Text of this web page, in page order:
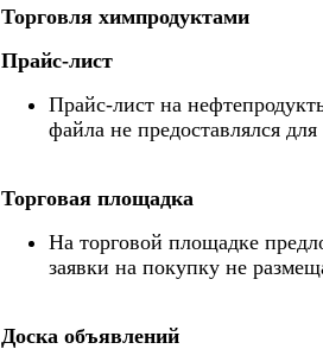
Торговля химпродуктами
Прайс-лист
Прайс-лист на
файла не предоставлялся
Торговая площадка
На торговой площадке
заявки на покупку не
Доска объявлений